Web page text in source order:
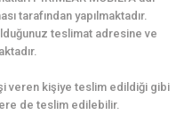
tarafından yapılmaktadır.
teslimat adresine ve
veren kişiye teslim edildiği gibi
de teslim edilebilir.